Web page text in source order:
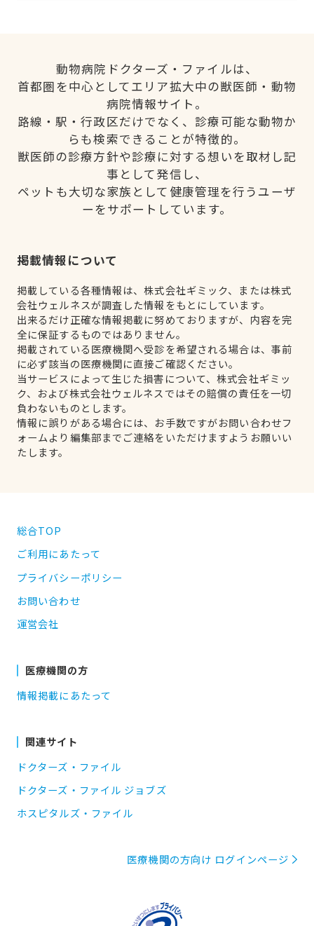
動物病院ドクターズ・ファイルは、
首都圏を中心としてエリア拡大中の獣医師・動物
病院情報サイト。
路線・駅・行政区だけでなく、診療可能な動物か
らも検索できることが特徴的。
獣医師の診療方針や診療に対する想いを取材し記
事として発信し、
ペットも大切な家族として健康管理を行うユーザ
ーをサポートしています。
掲載情報について
掲載している各種情報は、株式会社ギミック、または株式
会社ウェルネスが調査した情報をもとにしています。
出来るだけ正確な情報掲載に努めておりますが、内容を完
全に保証するものではありません。
掲載されている医療機関へ受診を希望される場合は、事前
に必ず該当の医療機関に直接ご確認ください。
当サービスによって生じた損害について、株式会社ギミッ
ク、および株式会社ウェルネスではその賠償の責任を一切
負わないものとします。
情報に誤りがある場合には、お手数ですがお問い合わせフ
ォームより編集部までご連絡をいただけますようお願いい
たします。
総合TOP
ご利用にあたって
プライバシーポリシー
お問い合わせ
運営会社
医療機関の方
情報掲載にあたって
関連サイト
ドクターズ・ファイル
ドクターズ・ファイル ジョブズ
ホスピタルズ・ファイル
医療機関の方向け ログインページ